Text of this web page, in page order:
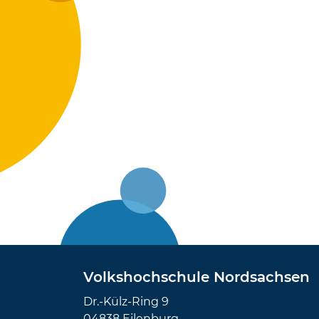
Volkshochschule Nordsachsen
Dr.-Külz-Ring 9